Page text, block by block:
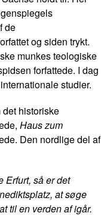
de
og siden trykt.
munkes teologiske
forfattede. I dag
studier.
historiske
Haus zum
Den nordlige del af
Erfurt, så er det
at søge
til en verden af igår.